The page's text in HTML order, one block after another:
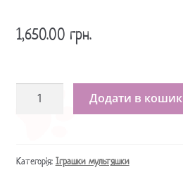
1,650.00 грн.
Іграшка
Я
Додати в кошик
Категорія: Іграшки мультяшки